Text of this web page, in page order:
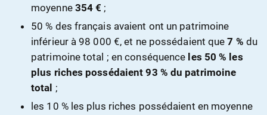
moyenne 354 € ;
50 % des français avaient ont un patrimoine
inférieur à 98 000 €, et ne possédaient que7 % du
patrimoine total ; en conséquence les 50 % les
plus riches possédaient 93 % du patrimoine
total ;
les 10 % les plus riches possédaient en moyenne